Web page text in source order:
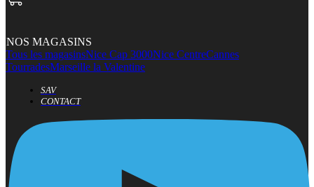
NOS MAGASINS
Tous les magasinsNice Cap 3000Nice CentreCannes
TourradesMarseille la Valentine
SAV
CONTACT